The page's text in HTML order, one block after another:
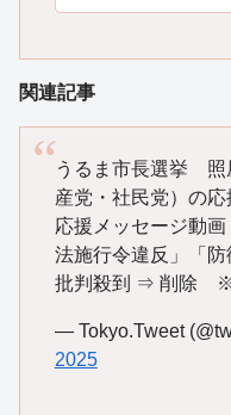
関連記事
うるま市長選挙 照
産党・社民党）の
応援メッセージ動
法施行令違反」「
批判殺到 ⇒ 削除
— Tokyo.Tweet
2025